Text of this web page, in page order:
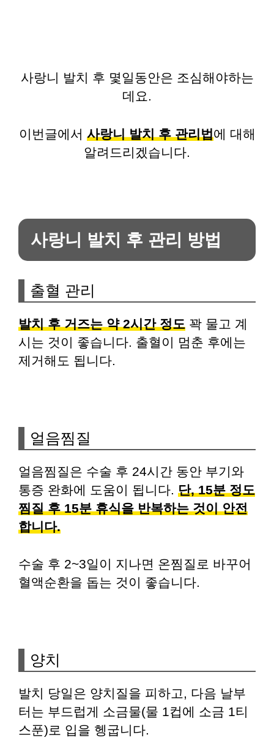
사랑니 발치 후 몇일동안은 조심해야하는
데요.
이번글에서 사랑니 발치 후 관리법에 대해
알려드리겠습니다.
사랑니 발치 후 관리 방법
출혈 관리
발치 후 거즈는 약 2시간 정도 꽉 물고 계
시는 것이 좋습니다. 출혈이 멈춘 후에는
제거해도 됩니다.
얼음찜질
얼음찜질은 수술 후 24시간 동안 부기와
통증 완화에 도움이 됩니다. 단, 15분 정도
찜질 후 15분 휴식을 반복하는 것이 안전
합니다.
수술 후 2~3일이 지나면 온찜질로 바꾸어
혈액순환을 돕는 것이 좋습니다.
양치
발치 당일은 양치질을 피하고, 다음 날부
터는 부드럽게 소금물(물 1컵에 소금 1티
스푼)로 입을 헹굽니다.